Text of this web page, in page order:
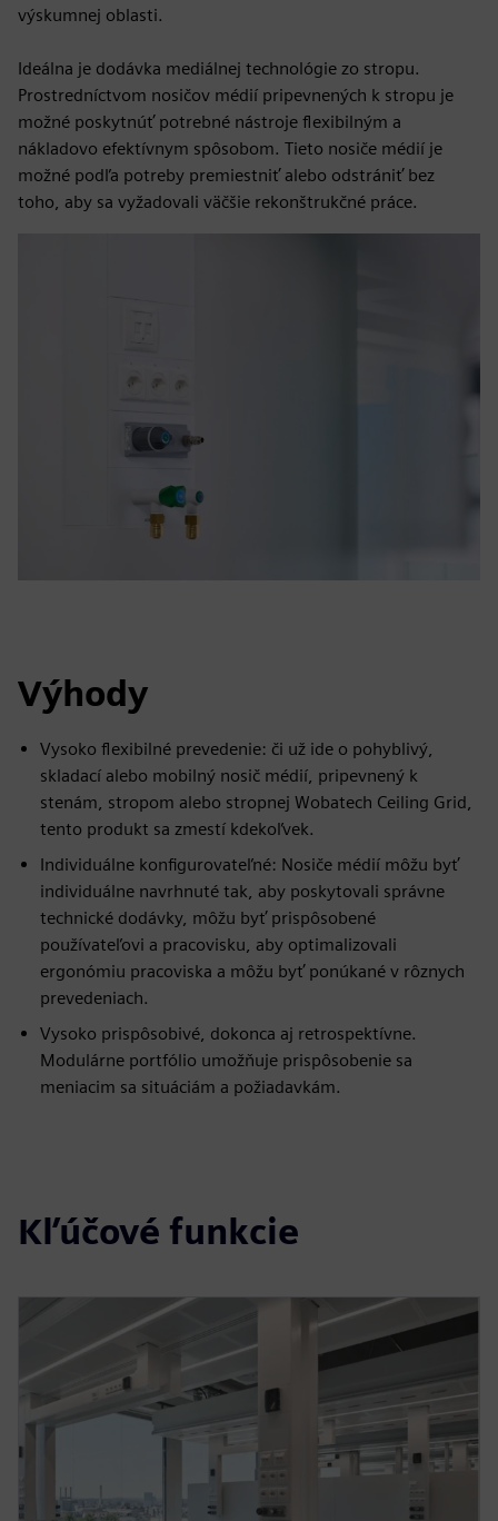
výskumnej oblasti.
Ideálna je dodávka mediálnej technológie zo stropu.
Prostredníctvom nosičov médií pripevnených k stropu je
možné poskytnúť potrebné nástroje flexibilným a
nákladovo efektívnym spôsobom. Tieto nosiče médií je
možné podľa potreby premiestniť alebo odstrániť bez
toho, aby sa vyžadovali väčšie rekonštrukčné práce.
Výhody
Vysoko flexibilné prevedenie: či už ide o pohyblivý,
skladací alebo mobilný nosič médií, pripevnený k
stenám, stropom alebo stropnej Wobatech Ceiling Grid,
tento produkt sa zmestí kdekoľvek.
Individuálne konfigurovateľné: Nosiče médií môžu byť
individuálne navrhnuté tak, aby poskytovali správne
technické dodávky, môžu byť prispôsobené
používateľovi a pracovisku, aby optimalizovali
ergonómiu pracoviska a môžu byť ponúkané v rôznych
prevedeniach.
Vysoko prispôsobivé, dokonca aj retrospektívne.
Modulárne portfólio umožňuje prispôsobenie sa
meniacim sa situáciám a požiadavkám.
Kľúčové funkcie